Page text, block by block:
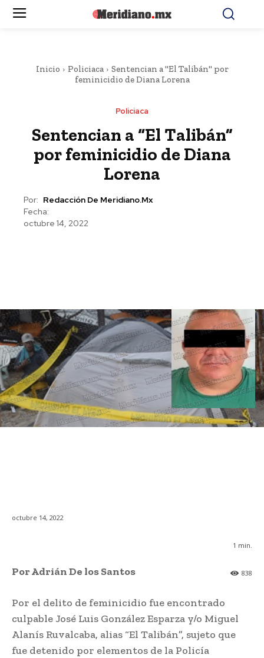
Inicio Policiaca
Sentencian a "El Talibán" por
feminicidio de Diana Lorena
Policiaca
Sentencian a “El Talibán”
por feminicidio de Diana
Lorena
Por: Redacción De Meridiano.mx
Fecha:
octubre 14, 2022
octubre 14, 2022
1 min.
838
Por Adrián De los Santos
Por el delito de feminicidio fue encontrado
culpable José Luis González Esparza y/o Miguel
Alanís Ruvalcaba, alias “El Talibán”, sujeto que
fue detenido por elementos de la Policía